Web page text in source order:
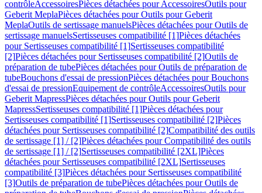
contrôleAccessoiresPièces détachées pour AccessoiresOutils pour
Geberit MeplaPièces détachées pour Outils pour Geberit
MeplaOutils de sertissage manuelsPièces détachées pour Outils de
sertissage manuelsSertisseuses compatibilité [1]Pièces détachées
pour Sertisseuses compatibilité [1]Sertisseuses compatibilité
[2]Pièces détachées pour Sertisseuses compatibilité [2]Outils de
préparation de tubePièces détachées pour Outils de préparation de
tubeBouchons d'essai de pressionPièces détachées pour Bouchons
d'essai de pressionEquipement de contrôleAccessoiresOutils pour
Geberit MapressPièces détachées pour Outils pour Geberit
MapressSertisseuses compatibilité [1]Pièces détachées pour
Sertisseuses compatibilité [1]Sertisseuses compatibilité [2]Pièces
détachées pour Sertisseuses compatibilité [2]Compatibilité des outils
de sertissage [1] / [2]Pièces détachées pour Compatibilité des outils
de sertissage [1] / [2]Sertisseuses compatibilité [2XL]Pièces
détachées pour Sertisseuses compatibilité [2XL]Sertisseuses
compatibilité [3]Pièces détachées pour Sertisseuses compatibilité
[3]Outils de préparation de tubePièces détachées pour Outils de